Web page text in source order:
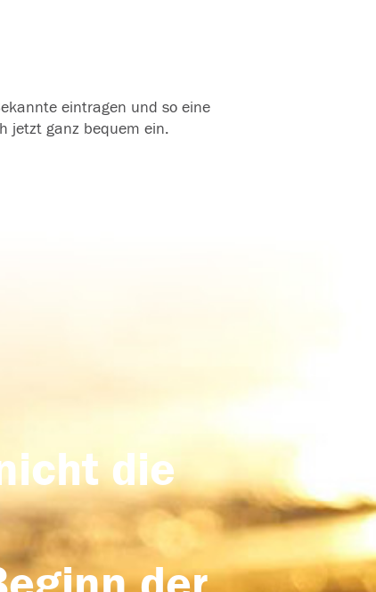
eintragen und so eine
jetzt ganz bequem ein.
die